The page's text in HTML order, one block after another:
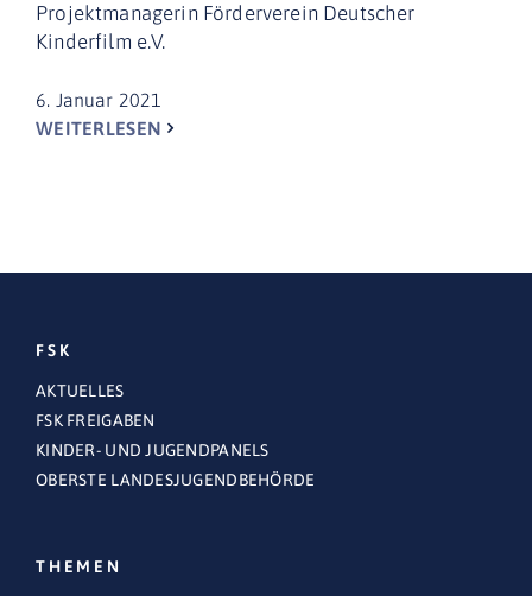
Projektmanagerin Förderverein Deutscher
Kinderfilm e.V.
6. Januar 2021
WEITERLESEN
FSK
AKTUELLES
FSK FREIGABEN
KINDER- UND JUGENDPANELS
OBERSTE LANDESJUGENDBEHÖRDE
THEMEN